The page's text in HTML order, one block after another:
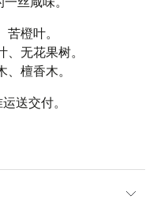
橙叶。
无花果树。
檀香木。
送交付。